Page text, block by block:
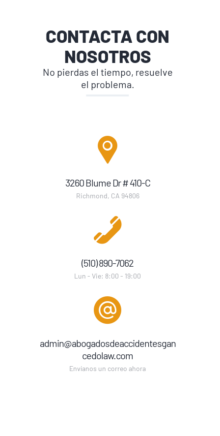
CONTACTA CON
NOSOTROS
No pierdas el tiempo, resuelve
el problema.
3260 Blume Dr # 410-C
Richmond, CA 94806
(510) 890-7062
Lun - Vie: 8:00 - 19:00
admin@abogadosdeaccidentesgan
cedolaw.com
Envíanos un correo ahora